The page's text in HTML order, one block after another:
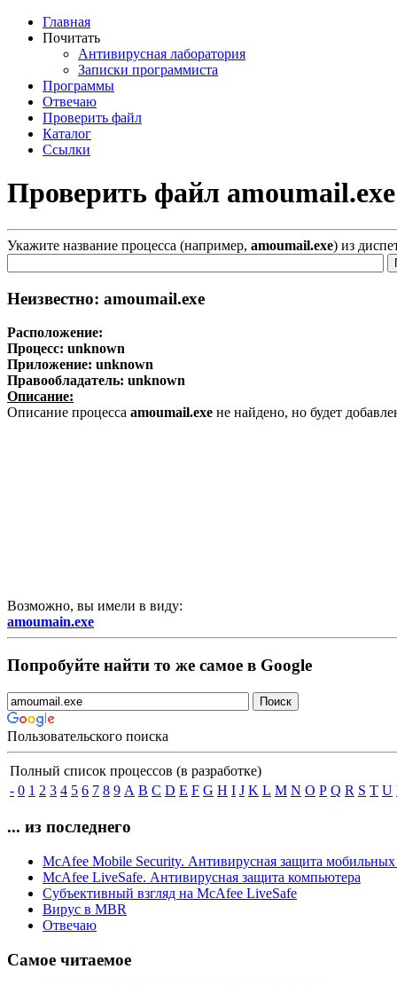
Главная
Почитать
Антивирусная лаборатория
Записки программиста
Программы
Отвечаю
Проверить файл
Каталог
Ссылки
Проверить файл amoumail.exe
Укажите название процесса (например, amoumail.exe) из
Неизвестно: amoumail.exe
Расположение:
Процесс: unknown
Приложение: unknown
Правообладатель: unknown
Описание:
Описание процесса amoumail.exe не найдено, но будет
Возможно, вы имели в виду:
amoumain.exe
Попробуйте найти то же самое в Google
Пользовательского поиска
Полный список процессов (в разработке)
- 0 1 2 3 4 5 6 7 8 9 A B C D E F G H I J K L M N O P Q R S T U
... из последнего
McAfee Mobile Security. Антивирусная защита мобильных
McAfee LiveSafe. Антивирусная защита компьютера
Субъективный взгляд на McAfee LiveSafe
Вирус в MBR
Отвечаю
Самое читаемое